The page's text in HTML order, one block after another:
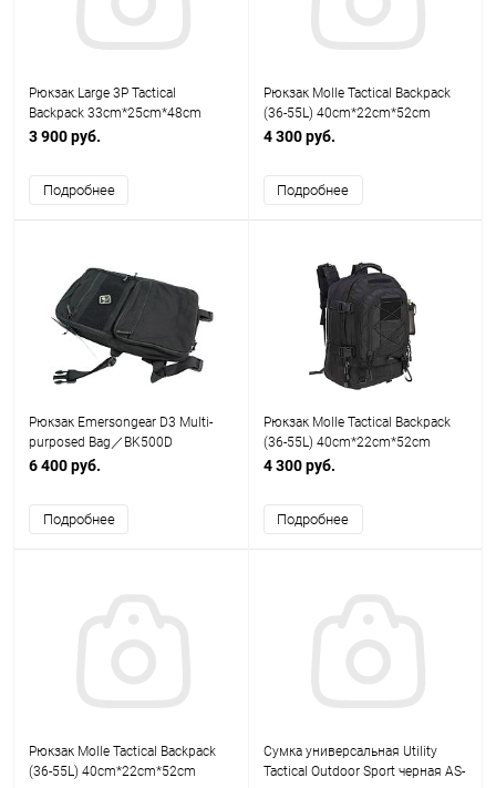
Рюкзак Large 3P Tactical
Backpack 33cm*25cm*48cm
черный AS-BS0141B
3 900 руб.
Подробнее
Рюкзак Molle Tactical Backpack
(36-55L) 40cm*22cm*52cm
олива AS-BS0140OD
4 300 руб.
Подробнее
Рюкзак Emersongear D3 Multi-
purposed Bag／BK500D
EM9324BK Emerson
6 400 руб.
Подробнее
Рюкзак Molle Tactical Backpack
(36-55L) 40cm*22cm*52cm
черный AS-BS0140B
4 300 руб.
Подробнее
Рюкзак Molle Tactical Backpack
(36-55L) 40cm*22cm*52cm
Сумка универсальная Utility
Tactical Outdoor Sport черная AS-